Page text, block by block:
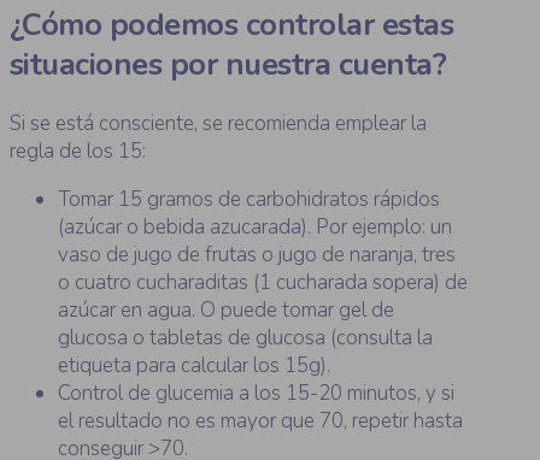
¿Cómo podemos controlar estas
situaciones por nuestra cuenta?
Si se está consciente, se recomienda emplear la
regla de los 15:
Tomar 15 gramos de carbohidratos rápidos
(azúcar o bebida azucarada). Por ejemplo: un
vaso de jugo de frutas o jugo de naranja, tres
o cuatro cucharaditas (1 cucharada sopera) de
azúcar en agua. O puede tomar gel de
glucosa o tabletas de glucosa (consulta la
etiqueta para calcular los 15g).
Control de glucemia a los 15-20 minutos, y si
el resultado no es mayor que 70, repetir hasta
conseguir >70.